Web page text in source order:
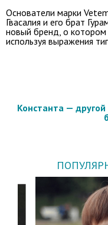
Основатели марки
Гвасалия и его брат
новый бренд, о котором
используя выражения
Константа —